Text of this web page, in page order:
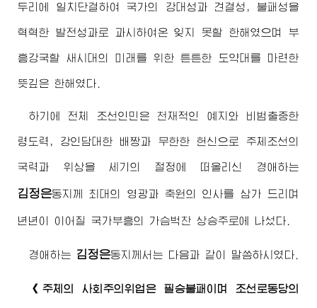
두리에 일치단결하여 국가의 강대성과 견결성, 불패성을
혁혁한 발전성과로 과시하여온 잊지 못할 한해였으며 부
흥강국할 새시대의 미래를 위한 튼튼한 도약대를 마련한
뜻깊은 한해였다.
하기에 전체 조선인민은 천재적인 예지와 비범출중한
령도력, 강인담대한 배짱과 무한한 헌신으로 주체조선의
국력과 위상을 세기의 절정에 떠올리신 경애하는
김정은동지 께 최대의 영광과 축원의 인사를 삼가 드리며
년년이 이어질 국가부흥의 가슴벅찬 상승주로에 나섰다.
경애하는 김정은동지께서 는 다음과 같이 말씀하시였다.
《주체의 사회주의위업은 필승불패이며 조선로동당의